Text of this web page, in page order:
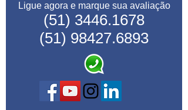
Ligue agora e marque sua avaliação
(51) 3446.1678
(51) 98427.6893